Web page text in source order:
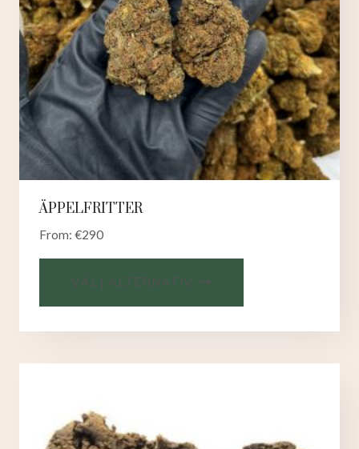
ÄPPELFRITTER
From: €290
VÄLJ ALTERNATIV